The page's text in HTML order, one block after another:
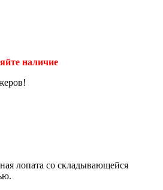
наличие
лопата со складывающейся